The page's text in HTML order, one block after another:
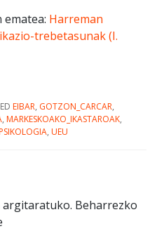
Harreman
trebetasunak (I.
EIBAR, GOTZON_CARCAR,
, MARKESKOAKO_IKASTAROAK,
, UEU
argitaratuko. Beharrezko